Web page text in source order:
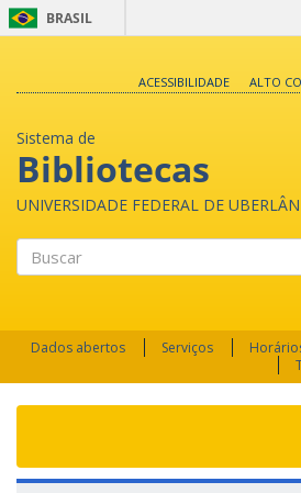
BRASIL
ACESSIBILIDADE
ALTO
Sistema de
Bibliotecas
UNIVERSIDADE FEDERAL DE
Dados abertos Serviços